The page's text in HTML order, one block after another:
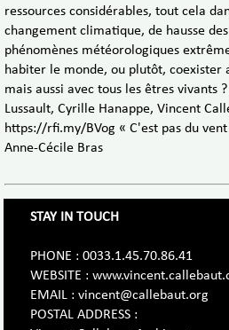
ressources considérables, tout cela
changement climatique, de hausse
phénomènes météorologiques
habiter le monde, ou plutôt, coexister
mais aussi avec tous les êtres vivants
Lussault, Cyrille Hanappe, Vincent
https://rfi.my/BVog « C'est pas du
Anne-Cécile Bras
STAY IN TOUCH
PHONE : 0033.1.45.70.86.41
WEBSITE :
EMAIL : vincent@callebaut.org
POSTAL ADDRESS :